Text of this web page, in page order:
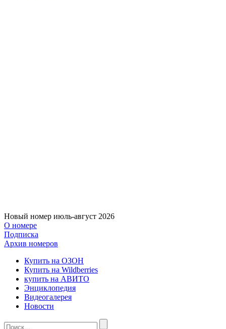
Новый номер июль-август 2026
О номере
Подписка
Архив номеров
Купить на ОЗОН
Купить на Wildberries
купить на АВИТО
Энциклопедия
Видеогалерея
Новости